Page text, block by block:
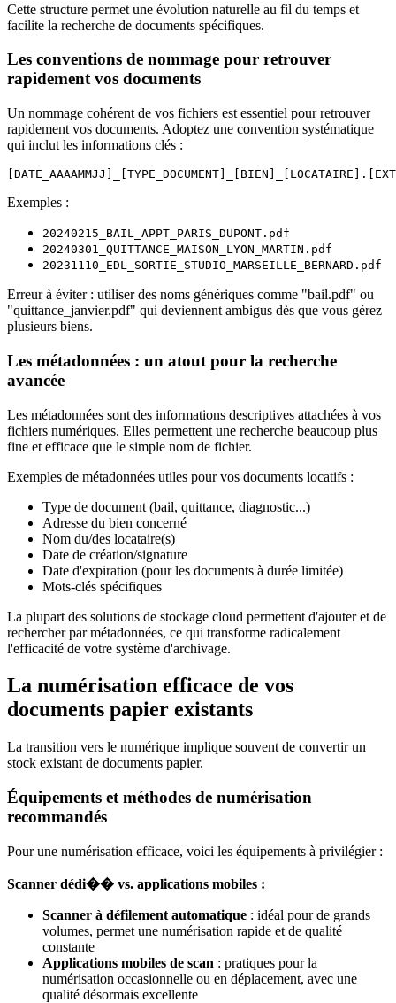
Cette structure permet une évolution naturelle au fil du temps et
facilite la recherche de documents spécifiques.
Les conventions de nommage pour retrouver
rapidement vos documents
Un nommage cohérent de vos fichiers est essentiel pour retrouver
rapidement vos documents. Adoptez une convention systématique
qui inclut les informations clés :
Exemples :
20240215_BAIL_APPT_PARIS_DUPONT.pdf
20240301_QUITTANCE_MAISON_LYON_MARTIN.pdf
20231110_EDL_SORTIE_STUDIO_MARSEILLE_BERNARD.pdf
Erreur à éviter : utiliser des noms génériques comme "bail.pdf" ou
"quittance_janvier.pdf" qui deviennent ambigus dès que vous gérez
plusieurs biens.
Les métadonnées : un atout pour la recherche
avancée
Les métadonnées sont des informations descriptives attachées à vos
fichiers numériques. Elles permettent une recherche beaucoup plus
fine et efficace que le simple nom de fichier.
Exemples de métadonnées utiles pour vos documents locatifs :
Type de document (bail, quittance, diagnostic...)
Adresse du bien concerné
Nom du/des locataire(s)
Date de création/signature
Date d'expiration (pour les documents à durée limitée)
Mots-clés spécifiques
La plupart des solutions de stockage cloud permettent d'ajouter et de
rechercher par métadonnées, ce qui transforme radicalement
l'efficacité de votre système d'archivage.
La numérisation efficace de vos
documents papier existants
La transition vers le numérique implique souvent de convertir un
stock existant de documents papier.
Équipements et méthodes de numérisation
recommandés
Pour une numérisation efficace, voici les équipements à privilégier :
Scanner dédi�� vs. applications mobiles :
Scanner à défilement automatique : idéal pour de grands
volumes, permet une numérisation rapide et de qualité
constante
Applications mobiles de scan : pratiques pour la
numérisation occasionnelle ou en déplacement, avec une
qualité désormais excellente